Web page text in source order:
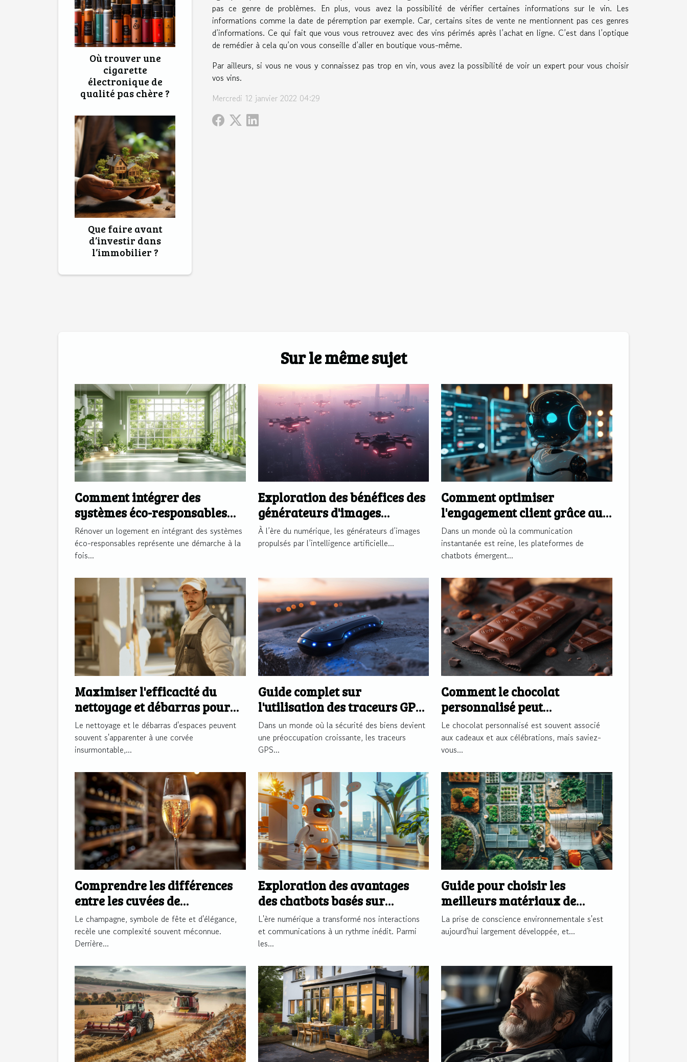
Où trouver une
cigarette
électronique de
qualité pas chère ?
Que faire avant
d’investir dans
l’immobilier ?
pas ce genre de problèmes. En plus, vous avez la possibilité de vérifier certaines informations sur le vin. Les
informations comme la date de péremption par exemple. Car, certains sites de vente ne mentionnent pas ces genres
d’informations. Ce qui fait que vous vous retrouvez avec des vins périmés après l’achat en ligne. C’est dans l’optique
de remédier à cela qu’on vous conseille d’aller en boutique vous-même.
Par ailleurs, si vous ne vous y connaissez pas trop en vin, vous avez la possibilité de voir un expert pour vous choisir
vos vins.
Mercredi 12 janvier 2022 04:29
Sur le même sujet
Comment intégrer des
systèmes éco-responsables
dans votre rénovation ?
Rénover un logement en intégrant des systèmes
éco-responsables représente une démarche à la
fois...
Exploration des bénéfices des
générateurs d'images
propulsés par l'IA
À l’ère du numérique, les générateurs d’images
propulsés par l’intelligence artificielle...
Comment optimiser
l'engagement client grâce aux
plateformes de chatbots
Dans un monde où la communication
instantanée est reine, les plateformes de
chatbots émergent...
Maximiser l'efficacité du
nettoyage et débarras pour
espaces divers
Le nettoyage et le débarras d'espaces peuvent
souvent s'apparenter à une corvée
insurmontable,...
Guide complet sur
l'utilisation des traceurs GPS
pour sécuriser vos biens
Dans un monde où la sécurité des biens devient
une préoccupation croissante, les traceurs
GPS...
Comment le chocolat
personnalisé peut
transformer la
communication d'entreprise
Le chocolat personnalisé est souvent associé
aux cadeaux et aux célébrations, mais saviez-
vous...
Comprendre les différences
entre les cuvées de
champagne
Le champagne, symbole de fête et d'élégance,
recèle une complexité souvent méconnue.
Derrière...
Exploration des avantages
des chatbots basés sur
l'intelligence artificielle
L'ère numérique a transformé nos interactions
et communications à un rythme inédit. Parmi
les...
Guide pour choisir les
meilleurs matériaux de
construction écologiques
La prise de conscience environnementale s'est
aujourd'hui largement développée, et...